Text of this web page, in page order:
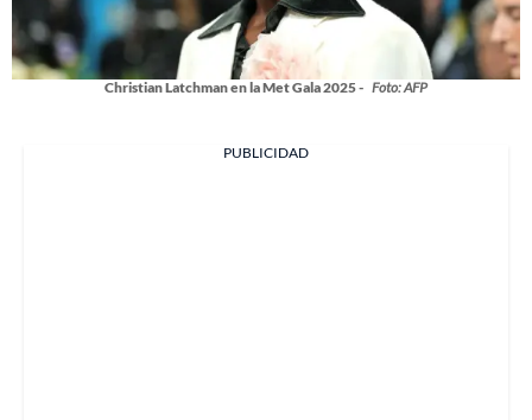
Christian Latchman en la Met Gala 2025 - Foto: AFP
PUBLICIDAD